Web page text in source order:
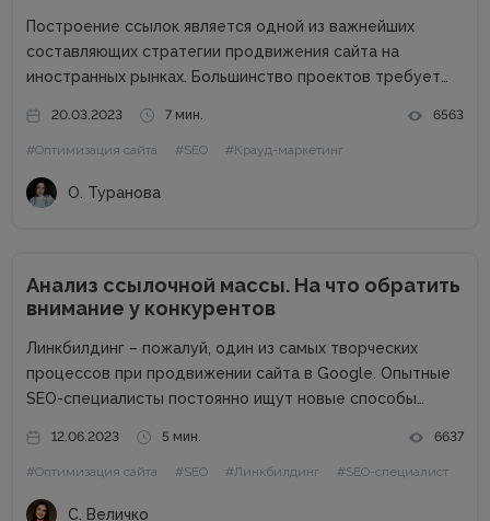
Построение ссылок является одной из важнейших
составляющих стратегии продвижения сайта на
иностранных рынках. Большинство проектов требует
узнаваемости бренда и попадания на первые позиции
выдачи Google по ключевым запросам. Обратные
ссылки являются одним из факторов ранжирования,
которые...
20.03.2023 7 мин. 6563
#Оптимизация сайта #SEO #Крауд-маркетинг
О. Туранова
Анализ ссылочной массы. На что обратить
внимание у конкурентов
Линкбилдинг – пожалуй, один из самых творческих
процессов при продвижении сайта в Google. Опытные
SEO-специалисты постоянно ищут новые способы
будут стоить недорого, при этом подталкивать нужные
страницы по ключевым запросам. В этой статье мы...
12.06.2023 5 мин. 6637
#Оптимизация сайта #SEO #Линкбилдинг #SEO-специалист
С. Величко